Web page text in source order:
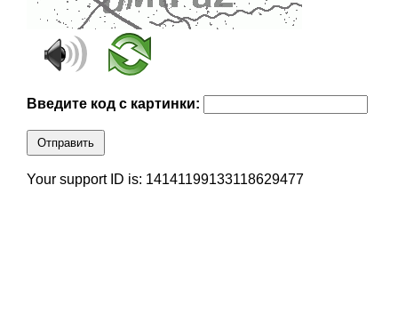
Введите код с картинки:
Отправить
Your support ID is: 14141199133118629477